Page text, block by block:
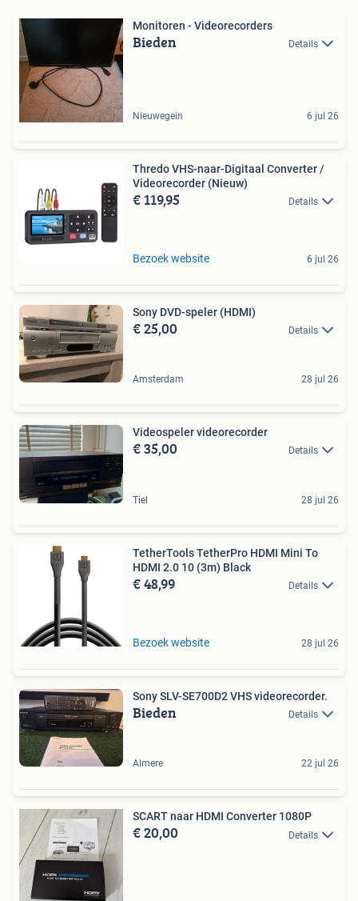
Monitoren - Videorecorders
Bieden Details
Nieuwegein 6 jul 26
Thredo VHS-naar-Digitaal Converter /
Videorecorder (Nieuw)
€ 119,95 Details
Bezoek website 6 jul 26
Sony DVD-speler (HDMI)
€ 25,00 Details
Amsterdam 28 jul 26
Videospeler videorecorder
€ 35,00 Details
Tiel 28 jul 26
TetherTools TetherPro HDMI Mini To
HDMI 2.0 10 (3m) Black
€ 48,99 Details
Bezoek website 28 jul 26
Sony SLV-SE700D2 VHS videorecorder.
Bieden Details
Almere 22 jul 26
SCART naar HDMI Converter 1080P
€ 20,00 Details